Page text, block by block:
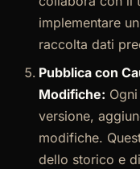
implementare
raccolta dati
Pubblica con
Modifiche:
versione,
modifiche.
dello storico e